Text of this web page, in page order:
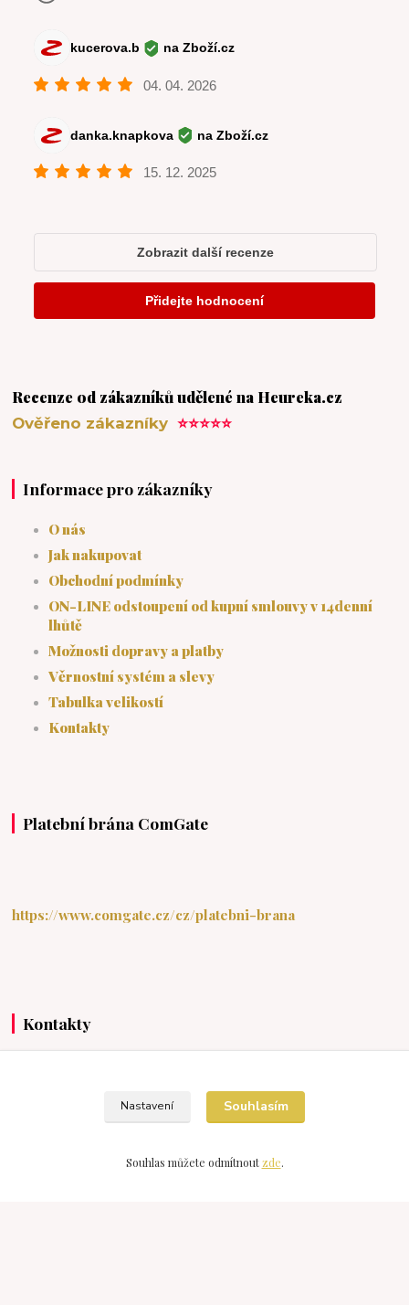
Recenze od zákazníků udělené na Heureka.cz
Ověřeno zákazníky⭐⭐⭐⭐⭐
Informace pro zákazníky
O nás
Jak nakupovat
Obchodní podmínky
ON-LINE odstoupení od kupní smlouvy v 14denní
lhůtě
Možnosti dopravy a platby
Věrnostní systém a slevy
Tabulka velikostí
Kontakty
Platební brána ComGate
https://www.comgate.cz/cz/platebni-brana
Kontakty
+420 607976211
devonshop@centrum.cz
Nastavení Souhlasím
Souhlas můžete odmítnoutzde.